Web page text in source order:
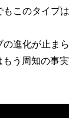
このタイプ
の進化が止ま
もう周知の事